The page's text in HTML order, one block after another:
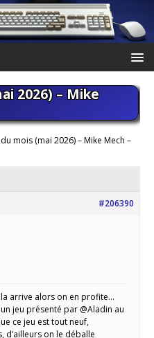
2026) – Mike
mois (mai 2026) – Mike Mech –
#206390
arrive alors on en profite…
jeu présenté par @Aladin au
ce jeu est tout neuf,
d’ailleurs on le déballe